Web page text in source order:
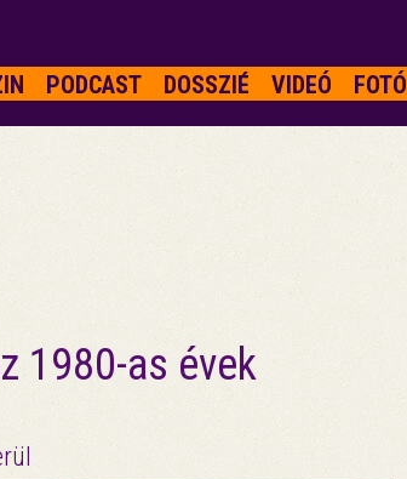
PODCAST DOSSZIÉ VIDEÓ FOTÓ
1980-as évek